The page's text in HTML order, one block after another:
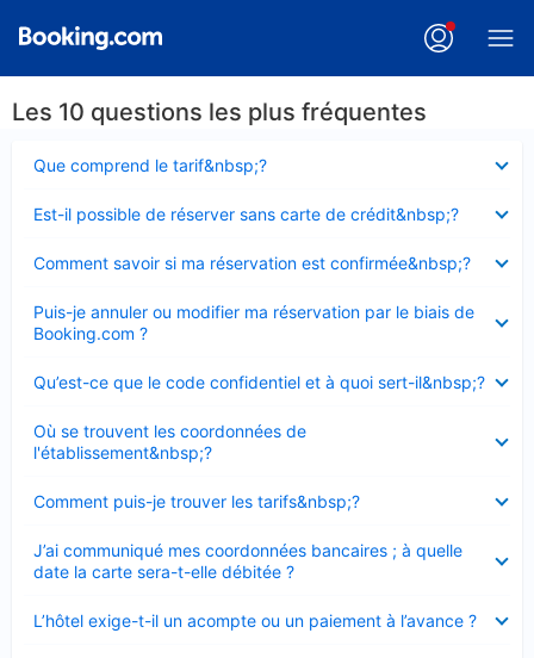
Les 10 questions les plus fréquentes
Que comprend le tarif&nbsp;?
fermé
Est-il possible de réserver sans carte de crédit&nbsp;?
fermé
Comment savoir si ma réservation est confirmée&nbsp;?
fermé
Puis-je annuler ou modifier ma réservation par le biais de
Booking.com ?
fermé
Qu’est-ce que le code confidentiel et à quoi sert-il&nbsp;?
fermé
Où se trouvent les coordonnées de
l'établissement&nbsp;?
fermé
Comment puis-je trouver les tarifs&nbsp;?
fermé
J’ai communiqué mes coordonnées bancaires ; à quelle
date la carte sera-t-elle débitée ?
fermé
L’hôtel exige-t-il un acompte ou un paiement à l’avance ?
fermé